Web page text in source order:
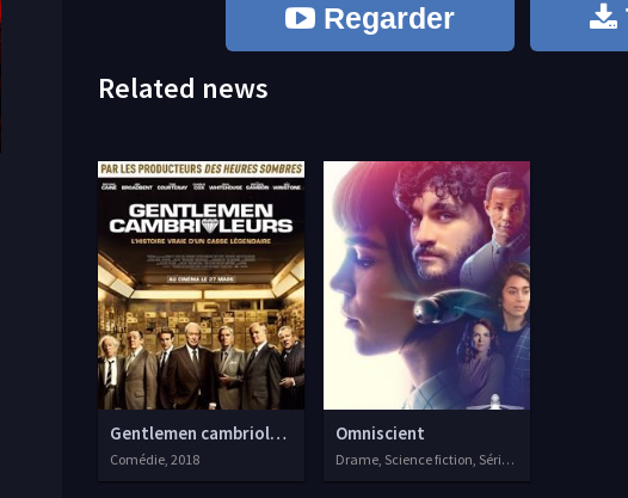
Regarder
Related news
Gentlemen cambrioleurs
Comédie, 2018
Omniscient
Drame, Science fiction, Séries VOSTFR, 2020